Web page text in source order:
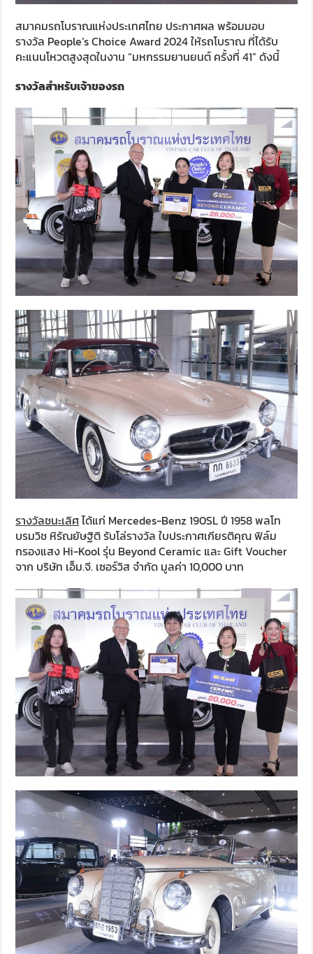
สมาคมรถโบราณแห่งประเทศไทย ประกาศผล พร้อมมอบ
รางวัล People’s Choice Award 2024 ให้รถโบราณ ที่ได้รับ
คะแนนโหวตสูงสุดในงาน “มหกรรมยานยนต์ ครั้งที่41” ดังนี้
รางวัลสำหรับเจ้าของรถ
รางวัลชนะเลิศได้แก่ Mercedes-Benz 190SL ปี 1958 พลโท
บรมวิช หิรัณยัษฐิติ รับโล่รางวัล ใบประกาศเกียรติคุณ ฟิล์ม
กรองแสง Hi-Kool รุ่น Beyond Ceramic และ Gift Voucher
จาก บริษัท เอ็ม.จี. เซอร์วิส จำกัด มูลค่า 10,000 บาท